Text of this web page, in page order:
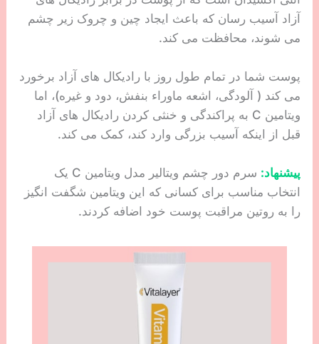
آزاد آسیب رسان که باعث ایجاد چین و چروک زیر چشم
می شوند، محافظت می کند.
پوست شما در تمام طول روز با رادیکال های آزاد برخورد
می کند ( آلودگی، اشعه ماوراء بنفش، دود و غیره)، اما
ویتامین C به پراکندگی و خنثی کردن رادیکال های آزاد
قبل از اینکه آسیب بزرگی وارد کند، کمک می کند.
پیشنهاد:
سرم دور چشم ویتالیر مدل ویتامین C یک
انتخاب مناسب برای کسانی که این ویتامین شگفت انگیز
را به روتین مراقبت پوست خود اضافه کردند.